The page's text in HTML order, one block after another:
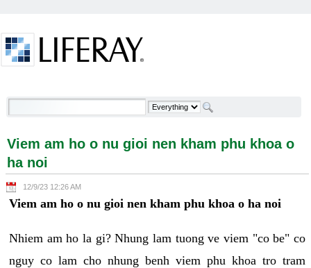
Viem am ho o nu gioi nen kham phu khoa o ha noi -
Viem am ho o nu gioi nen kham phu khoa o
ha noi
12/9/23 12:26 AM
Viem am ho o nu gioi nen kham phu khoa o ha noi
Nhiem am ho la gi? Nhung lam tuong ve viem "co be" co
nguy co lam cho nhung benh viem phu khoa tro tram